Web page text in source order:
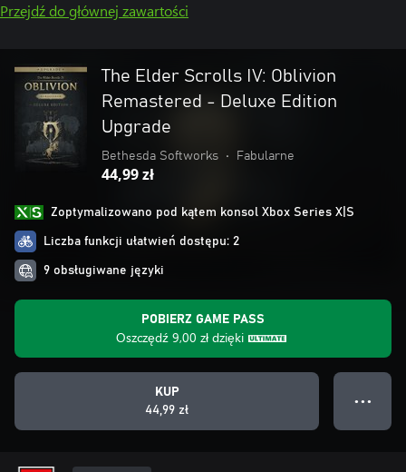
Przejdź do głównej zawartości
The Elder Scrolls IV: Oblivion
Remastered - Deluxe Edition
Upgrade
Bethesda Softworks • Fabularne
44,99 zł
Zoptymalizowano pod kątem konsol Xbox Series X|S
Liczba funkcji ułatwień dostępu: 2
9 obsługiwane języki
POBIERZ GAME PASS
Oszczędź 9,00 złdzięki
KUP
44,99 zł
● ● ●